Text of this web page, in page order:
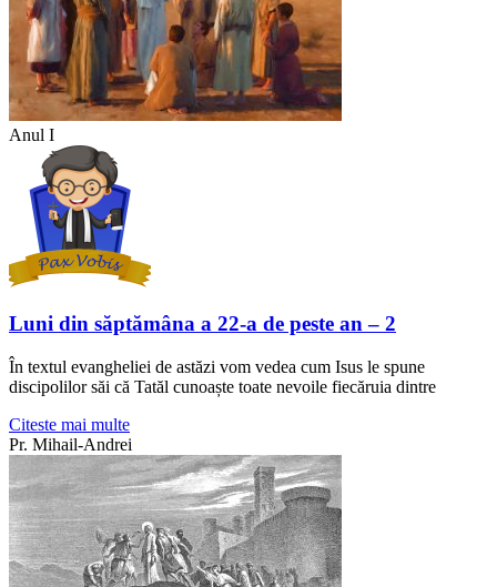
Anul I
Luni din săptămâna a 22-a de peste an – 2
În textul evangheliei de astăzi vom vedea cum Isus le spune
discipolilor săi că Tatăl cunoaște toate nevoile fiecăruia dintre
Citeste mai multe
Pr. Mihail-Andrei